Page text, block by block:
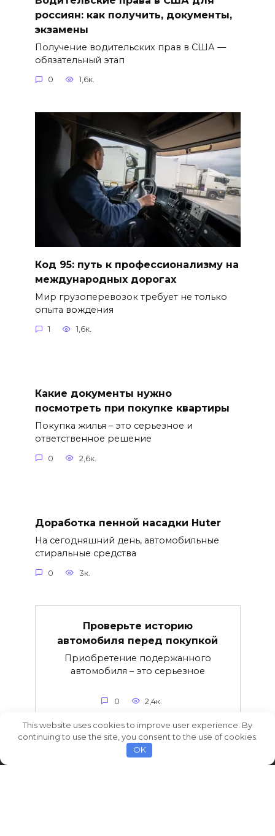
россиян: как получить, документы,
экзамены
Получение водительских прав в США —
обязательный этап
0 1,6к.
Код 95: путь к профессионализму на
международных дорогах
Мир грузоперевозок требует не только
опыта вождения
1 1,6к.
Какие документы нужно
посмотреть при покупке квартиры
Покупка жилья – это серьезное и
ответственное решение
0 2,6к.
Доработка пенной насадки Huter
На сегодняшний день, автомобильные
стиральные средства
0 3к.
Проверьте историю
автомобиля перед покупкой
Приобретение подержанного
автомобиля – это серьезное
0 2,4к.
This website uses cookies to improve user experience. By
continuing to use the site, you consent to the use of cookies.
OK